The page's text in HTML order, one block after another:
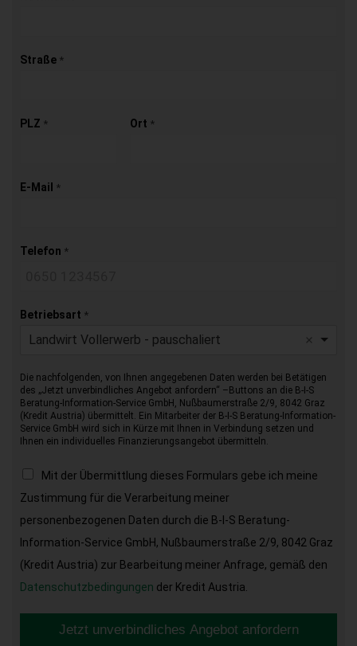
Straße *
PLZ * Ort *
E-Mail *
Telefon *
Betriebsart *
Landwirt Vollerwerb - pauschaliert
Die nachfolgenden, von Ihnen angegebenen Daten werden bei Betätigen
des „Jetzt unverbindliches Angebot anfordern“ –Buttons an die B-I-S
Beratung-Information-Service GmbH, Nußbaumerstraße 2/9, 8042 Graz
(Kredit Austria) übermittelt. Ein Mitarbeiter der B-I-S Beratung-Information-
Service GmbH wird sich in Kürze mit Ihnen in Verbindung setzen und
Ihnen ein individuelles Finanzierungsangebot übermitteln.
Mit der Übermittlung dieses Formulars gebe ich meine
Zustimmung für die Verarbeitung meiner
personenbezogenen Daten durch die B-I-S Beratung-
Information-Service GmbH, Nußbaumerstraße 2/9, 8042 Graz
(Kredit Austria) zur Bearbeitung meiner Anfrage, gemäß den
Datenschutzbedingungen der Kredit Austria.
Jetzt unverbindliches Angebot anfordern